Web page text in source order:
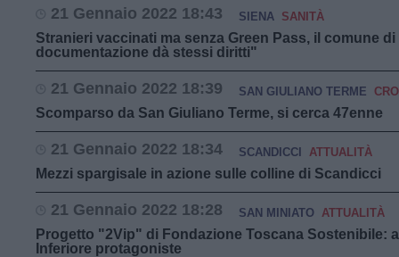
21 Gennaio 2022 18:43 SIENA SANITÀ
Stranieri vaccinati ma senza Green Pass, il comune
documentazione dà stessi diritti"
21 Gennaio 2022 18:39 SAN GIULIANO TERME
Scomparso da San Giuliano Terme, si cerca 47enne
21 Gennaio 2022 18:34 SCANDICCI ATTUALITÀ
Mezzi spargisale in azione sulle colline di Scandicci
21 Gennaio 2022 18:28 SAN MINIATO ATTUALITÀ
Progetto "2Vip" di Fondazione Toscana Sostenibile:
Inferiore protagoniste